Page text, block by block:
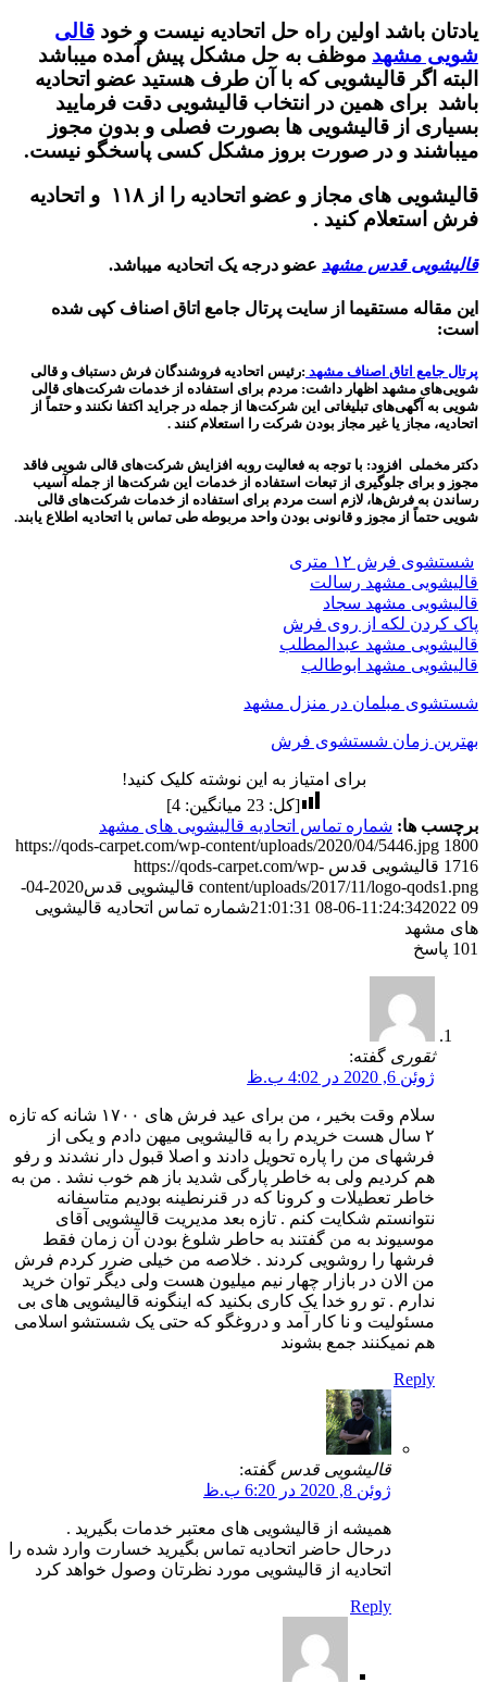
یادتان باشد اولین راه حل اتحادیه نیست و خود قالی
شویی مشهد موظف به حل مشکل پیش آمده میباشد
البته اگر قالیشویی که با آن طرف هستید عضو اتحادیه
باشد برای همین در انتخاب قالیشویی دقت فرمایید
بسیاری از قالیشویی ها بصورت فصلی و بدون مجوز
میباشند و در صورت بروز مشکل کسی پاسخگو نیست.
قالیشویی های مجاز و عضو اتحادیه را از ۱۱۸ و اتحادیه
فرش استعلام کنید .
قالیشویی قدس مشهد عضو درجه یک اتحادیه میباشد.
این مقاله مستقیما از سایت پرتال جامع اتاق اصناف کپی شده
است:
پرتال جامع اتاق اصناف مشهد :رئیس اتحادیه فروشندگان فرش دستباف و قالی
شویی‌های مشهد اظهار داشت: مردم برای استفاده از خدمات شرکت‌های قالی
شویی به آگهی‌های تبلیغاتی این شرکت‌ها از جمله در جراید اکتفا نکنند و حتماً از
اتحادیه، مجاز یا غیر مجاز بودن شرکت را استعلام کنند .
دکتر مخملی افزود: با توجه به فعالیت روبه افزایش شرکت‌های قالی شویی فاقد
مجوز و برای جلوگیری از تبعات استفاده از خدمات این شرکت‌ها از جمله آسیب
رساندن به فرش‌ها، لازم است مردم برای استفاده از خدمات شرکت‌های قالی
شویی حتماً از مجوز و قانونی بودن واحد مربوطه طی تماس با اتحادیه اطلاع یابند.
شستشوی فرش ۱۲ متری
قالیشویی مشهد رسالت
قالیشویی مشهد سجاد
پاک کردن لکه از روی فرش
قالیشویی مشهد عبدالمطلب
قالیشویی مشهد ابوطالب
شستشوی مبلمان در منزل مشهد
بهترین زمان شستشوی فرش
برای امتیاز به این نوشته کلیک کنید!
[کل:23 میانگین:4
]
برچسب ها: شماره تماس اتحادیه قالیشویی های مشهد
https://qods-carpet.com/wp-content/uploads/2020/04/5446.jpg 1800
1716 قالیشویی قدس https://qods-carpet.com/wp-
content/uploads/2017/11/logo-qods1.png قالیشویی قدس
2020-04-
09 11:24:34
2022-06-08 21:01:31
شماره تماس اتحادیه قالیشویی
های مشهد
101 پاسخ
ثقوری گفته:
ژوئن 6, 2020 در 4:02 ب.ظ
سلام وقت بخیر ، من برای عید فرش های ۱۷۰۰ شانه که تازه
۲ سال هست خریدم را به قالیشویی میهن دادم و یکی از
فرشهای من را پاره تحویل دادند و اصلا قبول دار نشدند و رفو
هم کردیم ولی به خاطر پارگی شدید باز هم خوب نشد . من به
خاطر تعطیلات و کرونا که در قنرنطینه بودیم متاسفانه
نتوانستم شکایت کنم . تازه بعد مدیریت قالیشویی آقای
موسیوند به من گفتند به حاطر شلوغ بودن آن زمان فقط
فرشها را روشویی کردند . خلاصه من خیلی ضرر کردم فرش
من الان در بازار چهار نیم میلیون هست ولی دیگر توان خرید
ندارم . تو رو خدا یک کاری بکنید که اینگونه قالیشویی های بی
مسئولیت و نا کار آمد و دروغگو که حتی یک شستشو اسلامی
هم نمیکنند جمع بشوند
Reply
قالیشویی قدس گفته:
ژوئن 8, 2020 در 6:20 ب.ظ
همیشه از قالیشویی های معتبر خدمات بگیرید .
درحال حاضر اتحادیه تماس بگیرید خسارت وارد شده را
اتحادیه از قالیشویی مورد نظرتان وصول خواهد کرد
Reply